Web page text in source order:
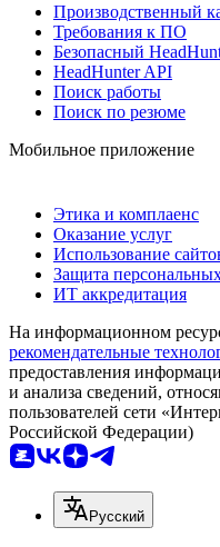
Производственный
Требования к ПО
Безопасный
HeadHunter API
Поиск работы
Поиск по резюме
Мобильное приложение
Этика и комплаенс
Оказание услуг
Использование
Защита
ИТ аккредитация
На информационном
рекомендательные
предоставления
и анализа сведений,
пользователей сети
Российской Федерации)
Русский